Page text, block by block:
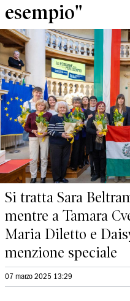
esempio"
Si tratta Sara
mentre a Tamara
Maria Diletto e
menzione speciale
07 marzo 2025 13:29